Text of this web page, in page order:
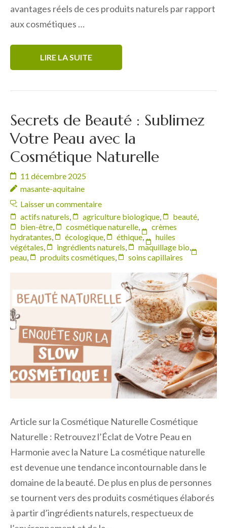
avantages réels de ces produits naturels par rapport
aux cosmétiques …
LIRE LA SUITE
Secrets de Beauté : Sublimez
Votre Peau avec la
Cosmétique Naturelle
11 décembre 2025
masante-aquitaine
Laisser un commentaire
actifs naturels
agriculture biologique beauté
bien-être
cosmétique naturelle
crèmes
hydratantes
écologique éthique,
huiles
végétales
ingrédients naturels maquillage bio
peau
produits cosmétiques soins capillaires
Article sur la Cosmétique Naturelle Cosmétique
Naturelle : Retrouvez l’Éclat de Votre Peau en
Harmonie avec la Nature La cosmétique naturelle
est devenue une tendance incontournable dans le
domaine de la beauté. De plus en plus de personnes
se tournent vers des produits cosmétiques élaborés
à partir d’ingrédients naturels, respectueux de